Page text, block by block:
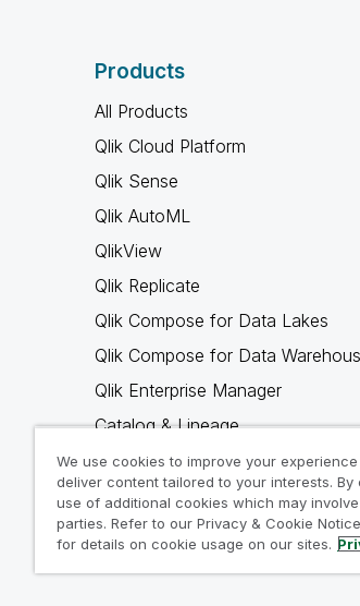
Products
All Products
Qlik Cloud Platform
Qlik Sense
Qlik AutoML
QlikView
Qlik Replicate
Qlik Compose for Data Lakes
Qlik Compose for Data
Qlik Enterprise Manager
Catalog & Lineage
Qlik Gold Client
Why Qlik
We use cookies to improve your
deliver content tailored to your interests. By
use of additional cookies which may
parties. Refer to our Privacy & Cookie
for details on cookie usage on our sites.